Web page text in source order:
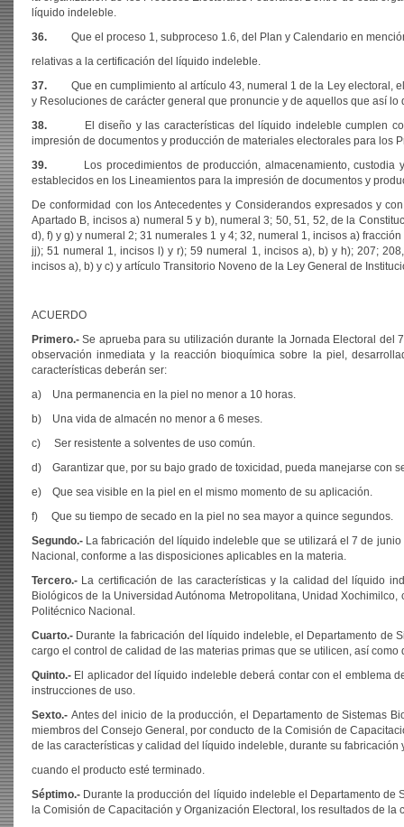
líquido indeleble.
36. Que el proceso 1, subproceso 1.6, del Plan y Calendario en
relativas a la certificación del líquido indeleble.
37. Que en cumplimiento al artículo 43, numeral 1 de la Ley electoral,
y Resoluciones de carácter general que pronuncie y de aquellos que así lo
38. El diseño y las características del líquido indeleble cumplen con
impresión de documentos y producción de materiales electorales para los
39. Los procedimientos de producción, almacenamiento, custodia y
establecidos en los Lineamientos para la impresión de documentos y
De conformidad con los Antecedentes y Considerandos expresados y
Apartado B, incisos a) numeral 5 y b), numeral 3; 50, 51, 52, de la
d), f) y g) y numeral 2; 31 numerales 1 y 4; 32, numeral 1, incisos a)
jj); 51 numeral 1, incisos l) y r); 59 numeral 1, incisos a), b) y h); 207;
incisos a), b) y c) y artículo Transitorio Noveno de la Ley General de
ACUERDO
Primero.- Se aprueba para su utilización durante la Jornada Electoral
observación inmediata y la reacción bioquímica sobre la piel,
características deberán ser:
a) Una permanencia en la piel no menor a 10 horas.
b) Una vida de almacén no menor a 6 meses.
c) Ser resistente a solventes de uso común.
d) Garantizar que, por su bajo grado de toxicidad, pueda manejarse con
e) Que sea visible en la piel en el mismo momento de su aplicación.
f) Que su tiempo de secado en la piel no sea mayor a quince segundos.
Segundo.- La fabricación del líquido indeleble que se utilizará el 7 de
Nacional, conforme a las disposiciones aplicables en la materia.
Tercero.- La certificación de las características y la calidad del líquido
Biológicos de la Universidad Autónoma Metropolitana, Unidad
Politécnico Nacional.
Cuarto.- Durante la fabricación del líquido indeleble, el Departamento de
cargo el control de calidad de las materias primas que se utilicen, así como
Quinto.- El aplicador del líquido indeleble deberá contar con el emblema
instrucciones de uso.
Sexto.- Antes del inicio de la producción, el Departamento de Sistemas
miembros del Consejo General, por conducto de la Comisión de
de las características y calidad del líquido indeleble, durante su fabricación
cuando el producto esté terminado.
Séptimo.- Durante la producción del líquido indeleble el Departamento de
la Comisión de Capacitación y Organización Electoral, los resultados de